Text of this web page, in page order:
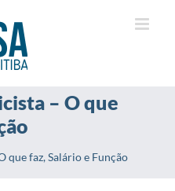
– O que
que faz, Salário e Função